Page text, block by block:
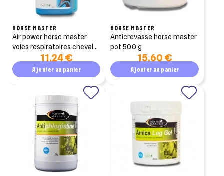
HORSE MASTER
air power horse master
voies respiratoires cheval
solution 500 ml
11,24 €
Ajouter au panier
HORSE MASTER
anticrevasse horse master
pot 500 g
15,60 €
Ajouter au panier